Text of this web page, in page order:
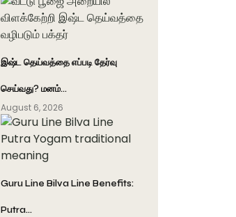
இஷ்ட தெய்வத்தை எப்படி தேர்வு
செய்வது? மனம்…
August 6, 2026
Guru Line Bilva Line Benefits:
Putra…